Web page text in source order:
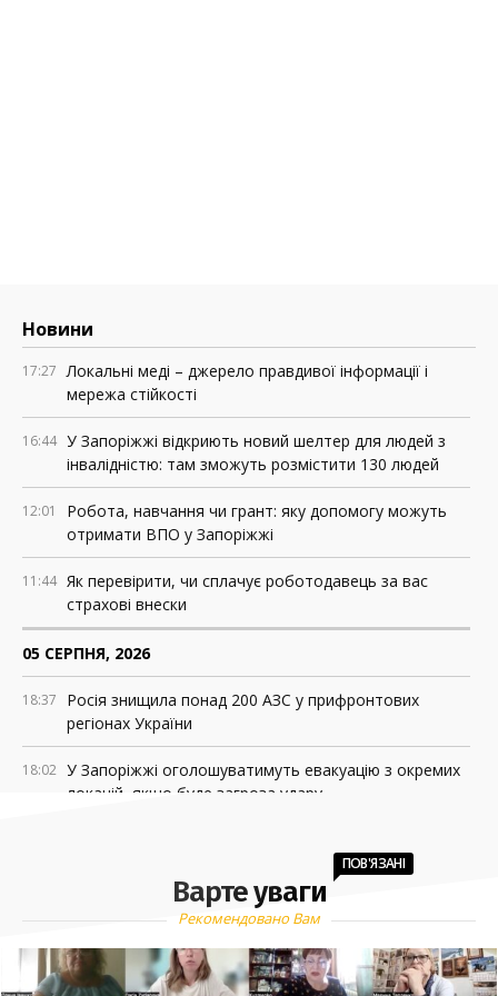
Новини
17:27 Локальні меді – джерело правдивої інформації і
мережа стійкості
16:44 У Запоріжжі відкриють новий шелтер для людей з
інвалідністю: там зможуть розмістити 130 людей
12:01
Робота, навчання чи грант: яку допомогу можуть
отримати ВПО у Запоріжжі
11:44 Як перевірити, чи сплачує роботодавець за вас
страхові внески
05 СЕРПНЯ, 2026
18:37
Росія знищила понад 200 АЗС у прифронтових
регіонах України
18:02 У Запоріжжі оголошуватимуть евакуацію з окремих
локацій, якщо буде загроза удару
на чеках. У компанії кажуть, що це порушує
Запорізька область готується до нового
навчального року: акцент – на безпеці
Варте уваги
ПОВ'ЯЗАНІ
Рекомендовано Вам